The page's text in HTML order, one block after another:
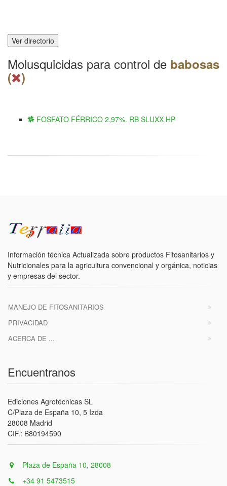
Ver directorio
Molusquicidas para control de babosas
( )
FOSFATO FÉRRICO 2,97%. RB SLUXX HP
Información técnica Actualizada sobre productos Fitosanitarios y
Nutricionales para la agricultura convencional y orgánica, noticias
y empresas del sector.
MANEJO DE FITOSANITARIOS
PRIVACIDAD
ACERCA DE ...
Encuentranos
Ediciones Agrotécnicas SL
C/Plaza de España 10, 5 Izda
28008 Madrid
CIF.: B80194590
Plaza de España 10, 28008
+34 91 5473515